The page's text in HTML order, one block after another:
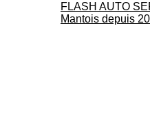
FLASH AUTO
Mantois depuis